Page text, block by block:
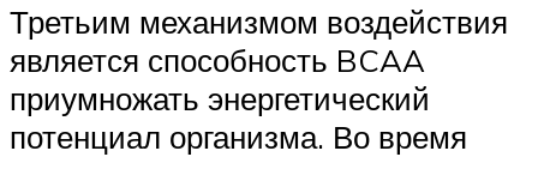
Третьим механизмом воздействия
является способность BCAA
приумножать энергетический
потенциал организма. Во время